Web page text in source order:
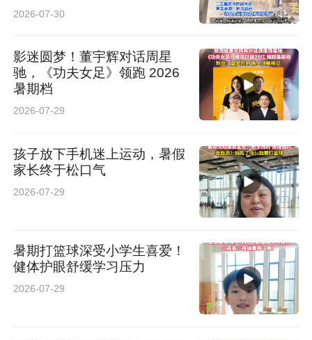
2026-07-30
影迷圆梦！董宇辉对话周星
驰，《功夫女足》领跑 2026
暑期档
2026-07-29
孩子放下手机迷上运动，暑假
家长终于松口气
2026-07-29
暑期打篮球深受小学生喜爱！
健体护眼舒缓学习压力
2026-07-29